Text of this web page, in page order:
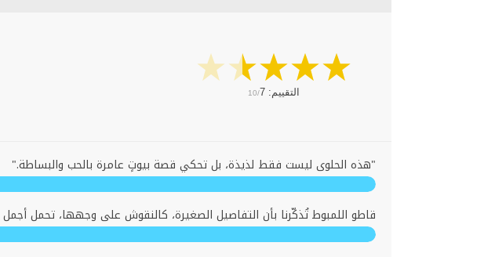
التقييم: 10/7
"هذه الحلوى ليست فقط لذيذة، بل تحكي قصة بيوتٍ عامرة بالحب والبساطة."
قاطو اللمبوط تُذكّرنا بأن التفاصيل الصغيرة، كالنقوش على وجهها، تحمل أجمل